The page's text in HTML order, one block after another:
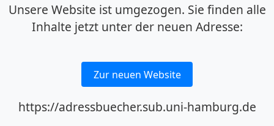
Unsere Website ist umgezogen. Sie finden alle
Inhalte jetzt unter der neuen Adresse:
Zur neuen Website
https://adressbuecher.sub.uni-hamburg.de